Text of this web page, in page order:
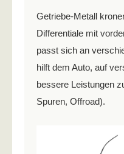
Getriebe-Metall
Differentiale mit
passt sich an
hilft dem Auto, auf
bessere Leistungen
Spuren, Offroad).